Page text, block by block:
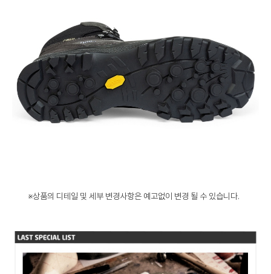
※상품의 디테일 및 세부 변경사항은 예고없이 변경 될 수 있습니다.